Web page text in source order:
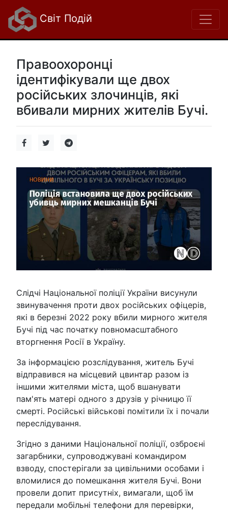
Світ Подій
Правоохоронці
ідентифікували ще двох
російських злочинців, які
вбивали мирних жителів Бучі.
Слідчі Національної поліції України висунули
звинувачення проти двох російських офіцерів,
які в березні 2022 року вбили мирного жителя
Бучі під час початку повномасштабного
вторгнення Росії в Україну.
За інформацією розслідування, житель Бучі
відправився на місцевий цвинтар разом із
іншими жителями міста, щоб вшанувати
пам'ять матері одного з друзів у річницю її
смерті. Російські військові помітили їх і почали
переслідування.
Згідно з даними Національної поліції, озброєні
загарбники, супроводжувані командиром
взводу, спостерігали за цивільними особами і
вломилися до помешкання жителя Бучі. Вони
провели допит присутніх, вимагали, щоб їм
передали мобільні телефони для перевірки,